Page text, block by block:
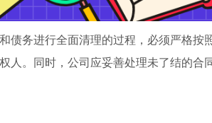
债务进行全面清理的过程，必须严格按
人。同时，公司应妥善处理未了结的合